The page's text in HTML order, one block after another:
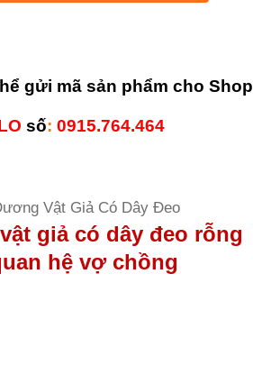
gửi mã sản phẩm cho Shop
số: 0915.764.464
Vật Giả Có Dây Đeo
giả có dây đeo rỗng
hệ vợ chồng